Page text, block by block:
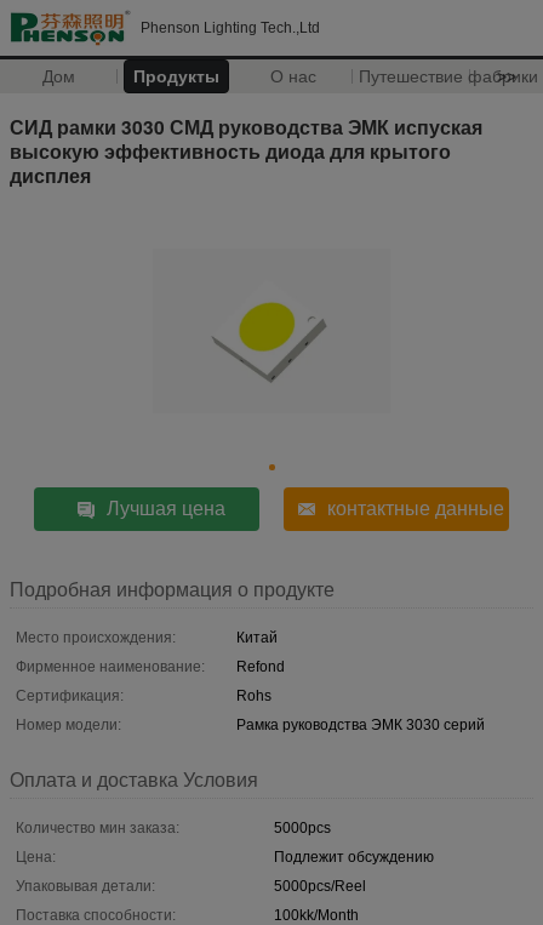
Phenson Lighting Tech.,Ltd
Дом Продукты О нас Путешествие фабрики
>>
СИД рамки 3030 СМД руководства ЭМК испуская
высокую эффективность диода для крытого
дисплея
Лучшая цена контактные данные
Подробная информация о продукте
Место происхождения:
Китай
Фирменное наименование:
Refond
Сертификация:
Rohs
Номер модели:
Рамка руководства ЭМК 3030 серий
Оплата и доставка Условия
Количество мин заказа:
5000pcs
Цена:
Подлежит обсуждению
Упаковывая детали:
5000pcs/Reel
Поставка способности:
100kk/Month